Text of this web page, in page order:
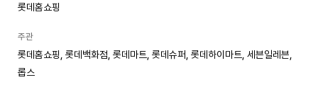
롯데홈쇼핑
주관
롯데홈쇼핑, 롯데백화점, 롯데마트, 롯데슈퍼, 롯데하이마트, 세븐일레븐,
롭스